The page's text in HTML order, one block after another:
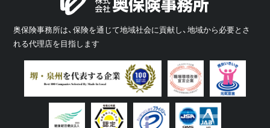
奥保険事務所は、保険を通じて地域社会に貢献し、地域から必要とさ
れる代理店を目指します